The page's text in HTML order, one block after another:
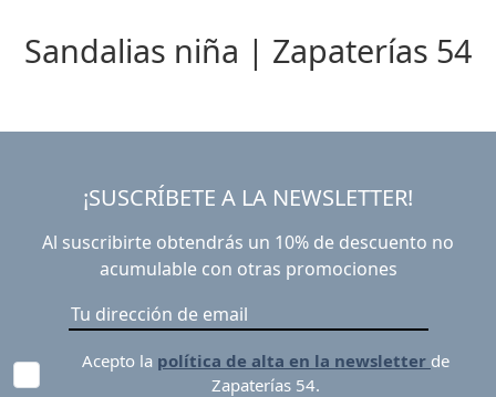
Sandalias niña | Zapaterías 54
¡SUSCRÍBETE A LA NEWSLETTER!
Al suscribirte obtendrás un 10% de descuento no
acumulable con otras promociones
Acepto la política de alta en la newsletter de
Zapaterías 54.